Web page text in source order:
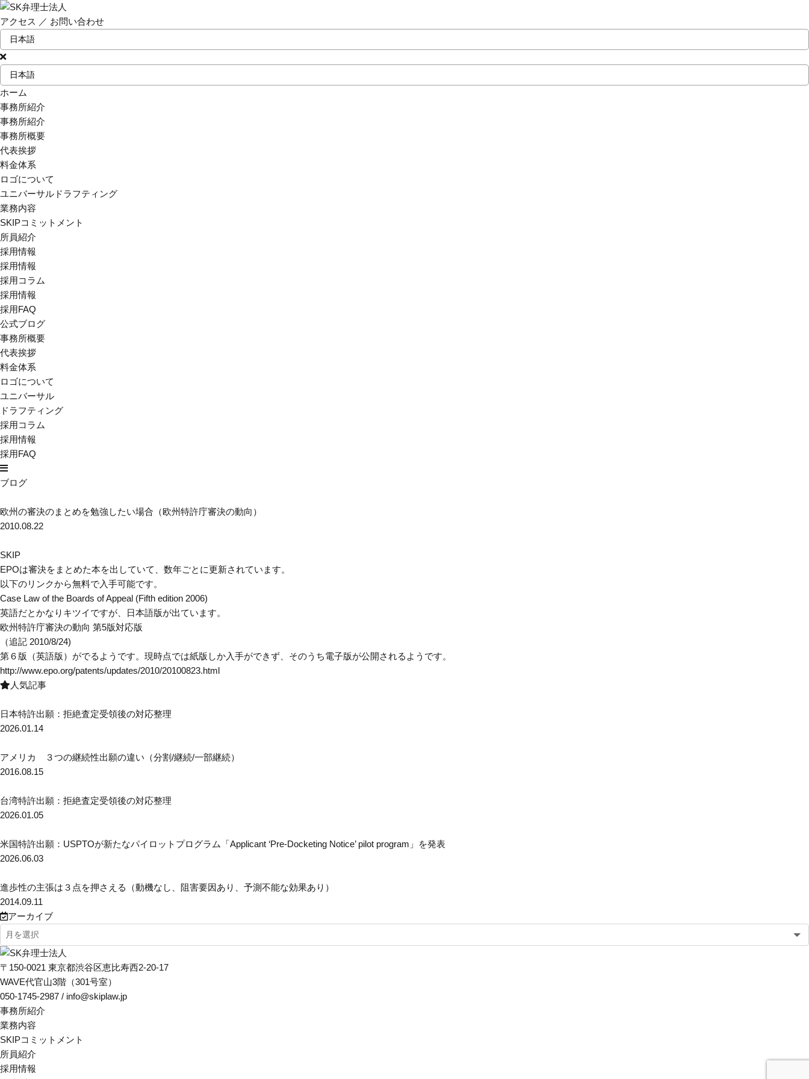
アクセス ／ お問い合わせ
ホーム
事務所紹介
事務所紹介
事務所概要
代表挨拶
料金体系
ロゴについて
ユニバーサルドラフティング
業務内容
SKIPコミットメント
所員紹介
採用情報
採用情報
採用コラム
採用情報
採用FAQ
公式ブログ
事務所概要
代表挨拶
料金体系
ロゴについて
ユニバーサル
ドラフティング
採用コラム
採用情報
採用FAQ
ブログ
欧州の審決のまとめを勉強したい場合（欧州特許庁審決の動向）
2010.08.22
SKIP
EPOは審決をまとめた本を出していて、数年ごとに更新されています。
以下のリンクから無料で入手可能です。
Case Law of the Boards of Appeal (Fifth edition 2006)
英語だとかなりキツイですが、日本語版が出ています。
欧州特許庁審決の動向 第5版対応版
（追記 2010/8/24)
第６版（英語版）がでるようです。現時点では紙版しか入手ができず、そのうち電子版が公開されるようです。
http://www.epo.org/patents/updates/2010/20100823.html
人気記事
日本特許出願：拒絶査定受領後の対応整理
2026.01.14
アメリカ ３つの継続性出願の違い（分割/継続/一部継続）
2016.08.15
台湾特許出願：拒絶査定受領後の対応整理
2026.01.05
米国特許出願：USPTOが新たなパイロットプログラム「Applicant ‘Pre-Docketing Notice’ pilot program」を発表
2026.06.03
進歩性の主張は３点を押さえる（動機なし、阻害要因あり、予測不能な効果あり）
2014.09.11
アーカイブ
〒150-0021 東京都渋谷区恵比寿西2-20-17
WAVE代官山3階（301号室）
050-1745-2987 / info@skiplaw.jp
事務所紹介
業務内容
SKIPコミットメント
所員紹介
採用情報